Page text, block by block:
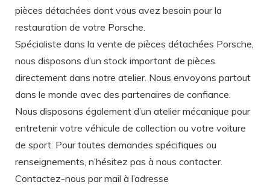
pièces détachées dont vous avez besoin pour la
restauration de votre Porsche.
Spécialiste dans la vente de pièces détachées Porsche,
nous disposons d’un stock important de pièces
directement dans notre atelier. Nous envoyons partout
dans le monde avec des partenaires de confiance.
Nous disposons également d’un atelier mécanique pour
entretenir votre véhicule de collection ou votre voiture
de sport. Pour toutes demandes spécifiques ou
renseignements, n’hésitez pas à nous contacter.
Contactez-nous par mail à l’adresse